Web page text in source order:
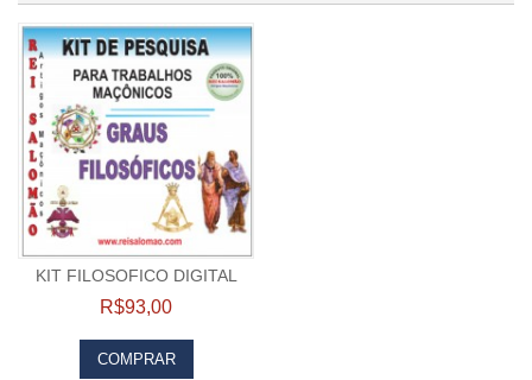
KIT FILOSOFICO DIGITAL
R$93,00
COMPRAR